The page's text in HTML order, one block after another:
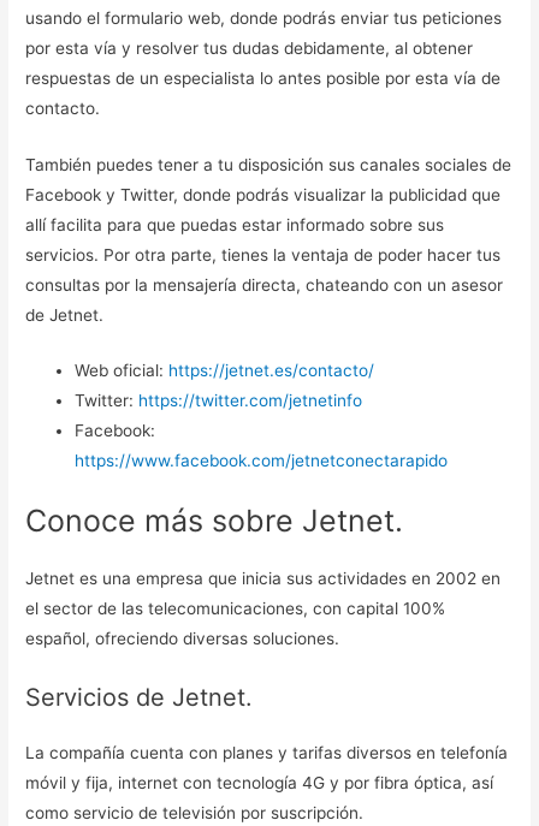
usando el formulario web, donde podrás enviar tus peticiones
por esta vía y resolver tus dudas debidamente, al obtener
respuestas de un especialista lo antes posible por esta vía de
contacto.
También puedes tener a tu disposición sus canales sociales de
Facebook y Twitter, donde podrás visualizar la publicidad que
allí facilita para que puedas estar informado sobre sus
servicios. Por otra parte, tienes la ventaja de poder hacer tus
consultas por la mensajería directa, chateando con un asesor
de Jetnet.
Web oficial: https://jetnet.es/contacto/
Twitter: https://twitter.com/jetnetinfo
Facebook:
https://www.facebook.com/jetnetconectarapido
Conoce más sobre Jetnet.
Jetnet es una empresa que inicia sus actividades en 2002 en
el sector de las telecomunicaciones, con capital 100%
español, ofreciendo diversas soluciones.
Servicios de Jetnet.
La compañía cuenta con planes y tarifas diversos en telefonía
móvil y fija, internet con tecnología 4G y por fibra óptica, así
como servicio de televisión por suscripción.